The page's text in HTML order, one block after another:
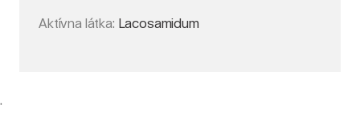
Aktívna látka: Lacosamidum
.